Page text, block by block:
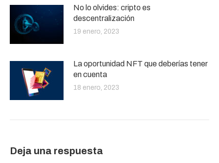
No lo olvides: cripto es
descentralización
19 enero, 2023
La oportunidad NFT que deberías tener
en cuenta
18 enero, 2023
Deja una respuesta